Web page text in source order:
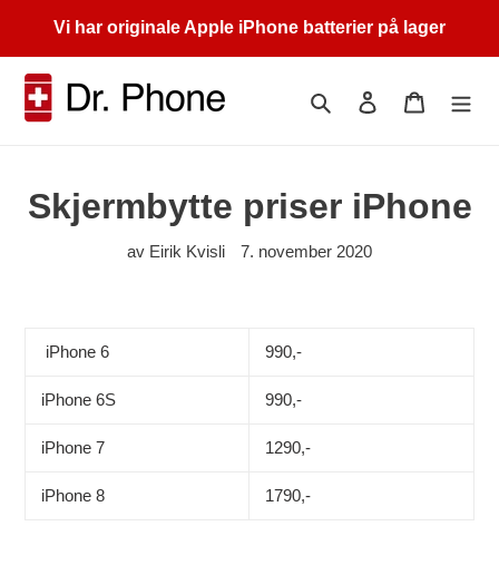
til
innholdet
Vi har originale Apple iPhone batterier på lager
Logg på
Skjermbytte priser iPhone
av Eirik Kvisli 7. november 2020
iPhone 6 990,-
iPhone 6S 990,-
iPhone 7 1290,-
iPhone 8 1790,-